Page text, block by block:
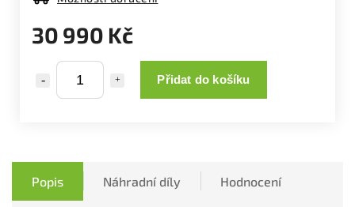
30 990 Kč
Přidat do košíku
Popis Náhradní díly Hodnocení